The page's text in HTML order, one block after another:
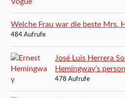
Welche Frau war die beste Mrs.
484 Aufrufe
José Luis Herrera
Hemingway’s
478 Aufrufe